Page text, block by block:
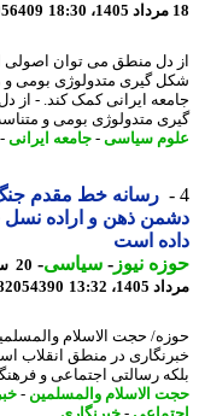
82056409
منطق می توان اصولی
گیری متدولوژی بومی و
ایرانی کمک کند. - از دل
متدولوژی بومی و متناسب ...
سیاسی-جامعه ایرانی-
رسانه خط مقدم جنگ
ذهن و اراده نسل
است
نیوز-سیاسی-
13:32
82054390
حجت الاسلام والمسلمین
در منطق انقلاب
رسالتی اجتماعی و فرهنگی
الاسلام والمسلمین-خبرنگار